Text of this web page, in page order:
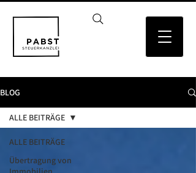
BLOG
ALLE BEITRÄGE
Übertragung von
ALLE BEITRÄGE